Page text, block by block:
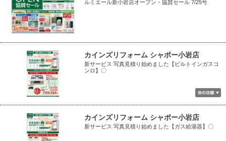
ルミエール新小岩店オープン・協賛セール 7/25号
カインズリフォーム シャポー小岩店
新サービス 写真見積り始めました【ビルトインガスコ
ンロ】〇
カインズリフォーム シャポー小岩店
新サービス 写真見積り始めました【ガス給湯器】〇